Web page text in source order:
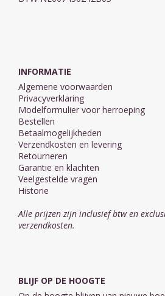
INFORMATIE
Algemene voorwaarden
Privacyverklaring
Modelformulier voor herroeping
Bestellen
Betaalmogelijkheden
Verzendkosten en levering
Retourneren
Garantie en klachten
Veelgestelde vragen
Historie
Alle prijzen zijn inclusief btw en
verzendkosten.
BLIJF OP DE HOOGTE